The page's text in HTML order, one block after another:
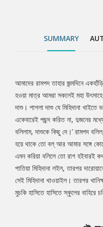
SUMMARY
Tab
Article
আমাদের রামপদ তাহার জন্মদিনে
হওয়া মাত্র আমরা সকলেই মহা
দাশু। পাগলা দাশু যে মিহিদানা
একেবারেই পছন্দ করিত না, দুজনের
বলিলাম, দাশুকে কিছু দে।’ রামপদ
হয়ে থাকে তো বল্ আর আমার সঙ্গে
এমন করিয়া বলিলে তো রাগ হইবারই
পাতিয়া মিহিদানা লইল, তারপর
সেই মিহিদানা খাওয়াইল। তারপর
মুচকি হাসিতে হাসিতে স্কুলের বাহিরে